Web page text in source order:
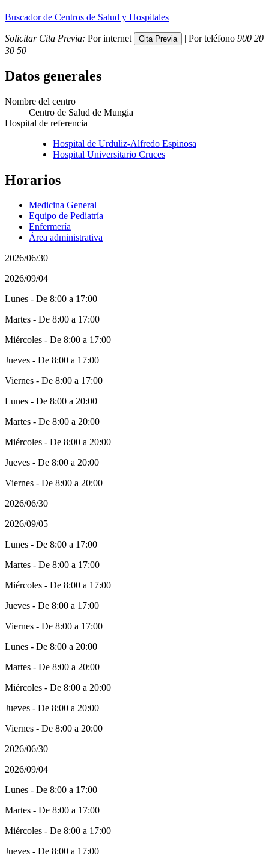
Buscador de Centros de Salud y Hospitales
Solicitar Cita Previa: Por internet | Por teléfono 900 20
30 50
Datos generales
Nombre del centro
Centro de Salud de Mungia
Hospital de referencia
Hospital de Urduliz-Alfredo Espinosa
Hospital Universitario Cruces
Horarios
Medicina General
Equipo de Pediatría
Enfermería
Área administrativa
2026/06/30
2026/09/04
Lunes - De 8:00 a 17:00
Martes - De 8:00 a 17:00
Miércoles - De 8:00 a 17:00
Jueves - De 8:00 a 17:00
Viernes - De 8:00 a 17:00
Lunes - De 8:00 a 20:00
Martes - De 8:00 a 20:00
Miércoles - De 8:00 a 20:00
Jueves - De 8:00 a 20:00
Viernes - De 8:00 a 20:00
2026/06/30
2026/09/05
Lunes - De 8:00 a 17:00
Martes - De 8:00 a 17:00
Miércoles - De 8:00 a 17:00
Jueves - De 8:00 a 17:00
Viernes - De 8:00 a 17:00
Lunes - De 8:00 a 20:00
Martes - De 8:00 a 20:00
Miércoles - De 8:00 a 20:00
Jueves - De 8:00 a 20:00
Viernes - De 8:00 a 20:00
2026/06/30
2026/09/04
Lunes - De 8:00 a 17:00
Martes - De 8:00 a 17:00
Miércoles - De 8:00 a 17:00
Jueves - De 8:00 a 17:00